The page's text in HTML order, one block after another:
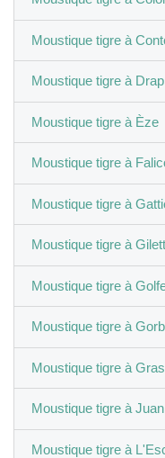
Moustique tigre à
Moustique tigre à Drap
Moustique tigre à Èze
Moustique tigre à
Moustique tigre à
Moustique tigre à
Moustique tigre à
Moustique tigre à
Moustique tigre à
Moustique tigre à
Moustique tigre à